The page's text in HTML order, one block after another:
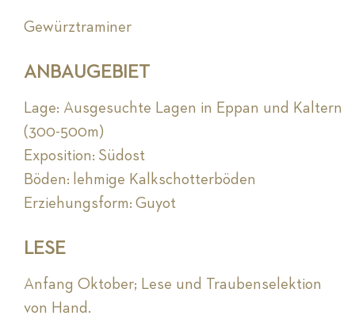
Gewürztraminer
ANBAUGEBIET
Lage: Ausgesuchte Lagen in Eppan und Kaltern
(300-500m)
Exposition: Südost
Böden: lehmige Kalkschotterböden
Erziehungsform: Guyot
LESE
Anfang Oktober; Lese und Traubenselektion
von Hand.